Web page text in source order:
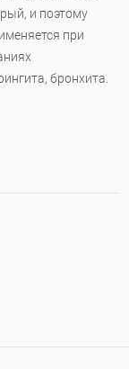
и поэтому
при
бронхита.